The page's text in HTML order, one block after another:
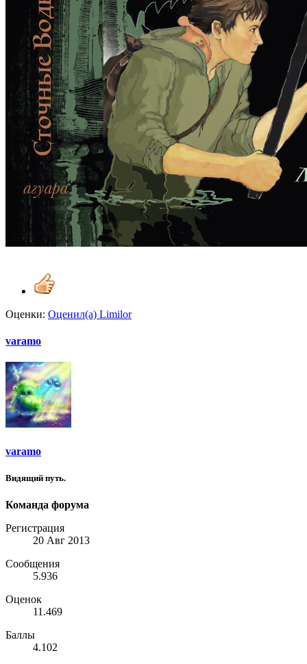
Оценки: Оценил(а) Limilor
varamo
varamo
Видящий путь.
Команда форума
Регистрация
20 Авг 2013
Сообщения
5.936
Оценок
11.469
Баллы
4.102